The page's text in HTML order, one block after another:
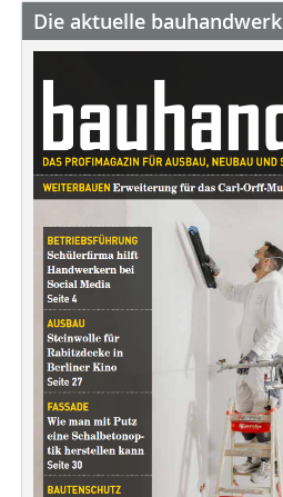
Die aktuelle bauhandwerk